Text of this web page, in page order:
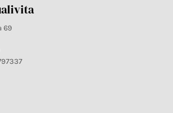
69